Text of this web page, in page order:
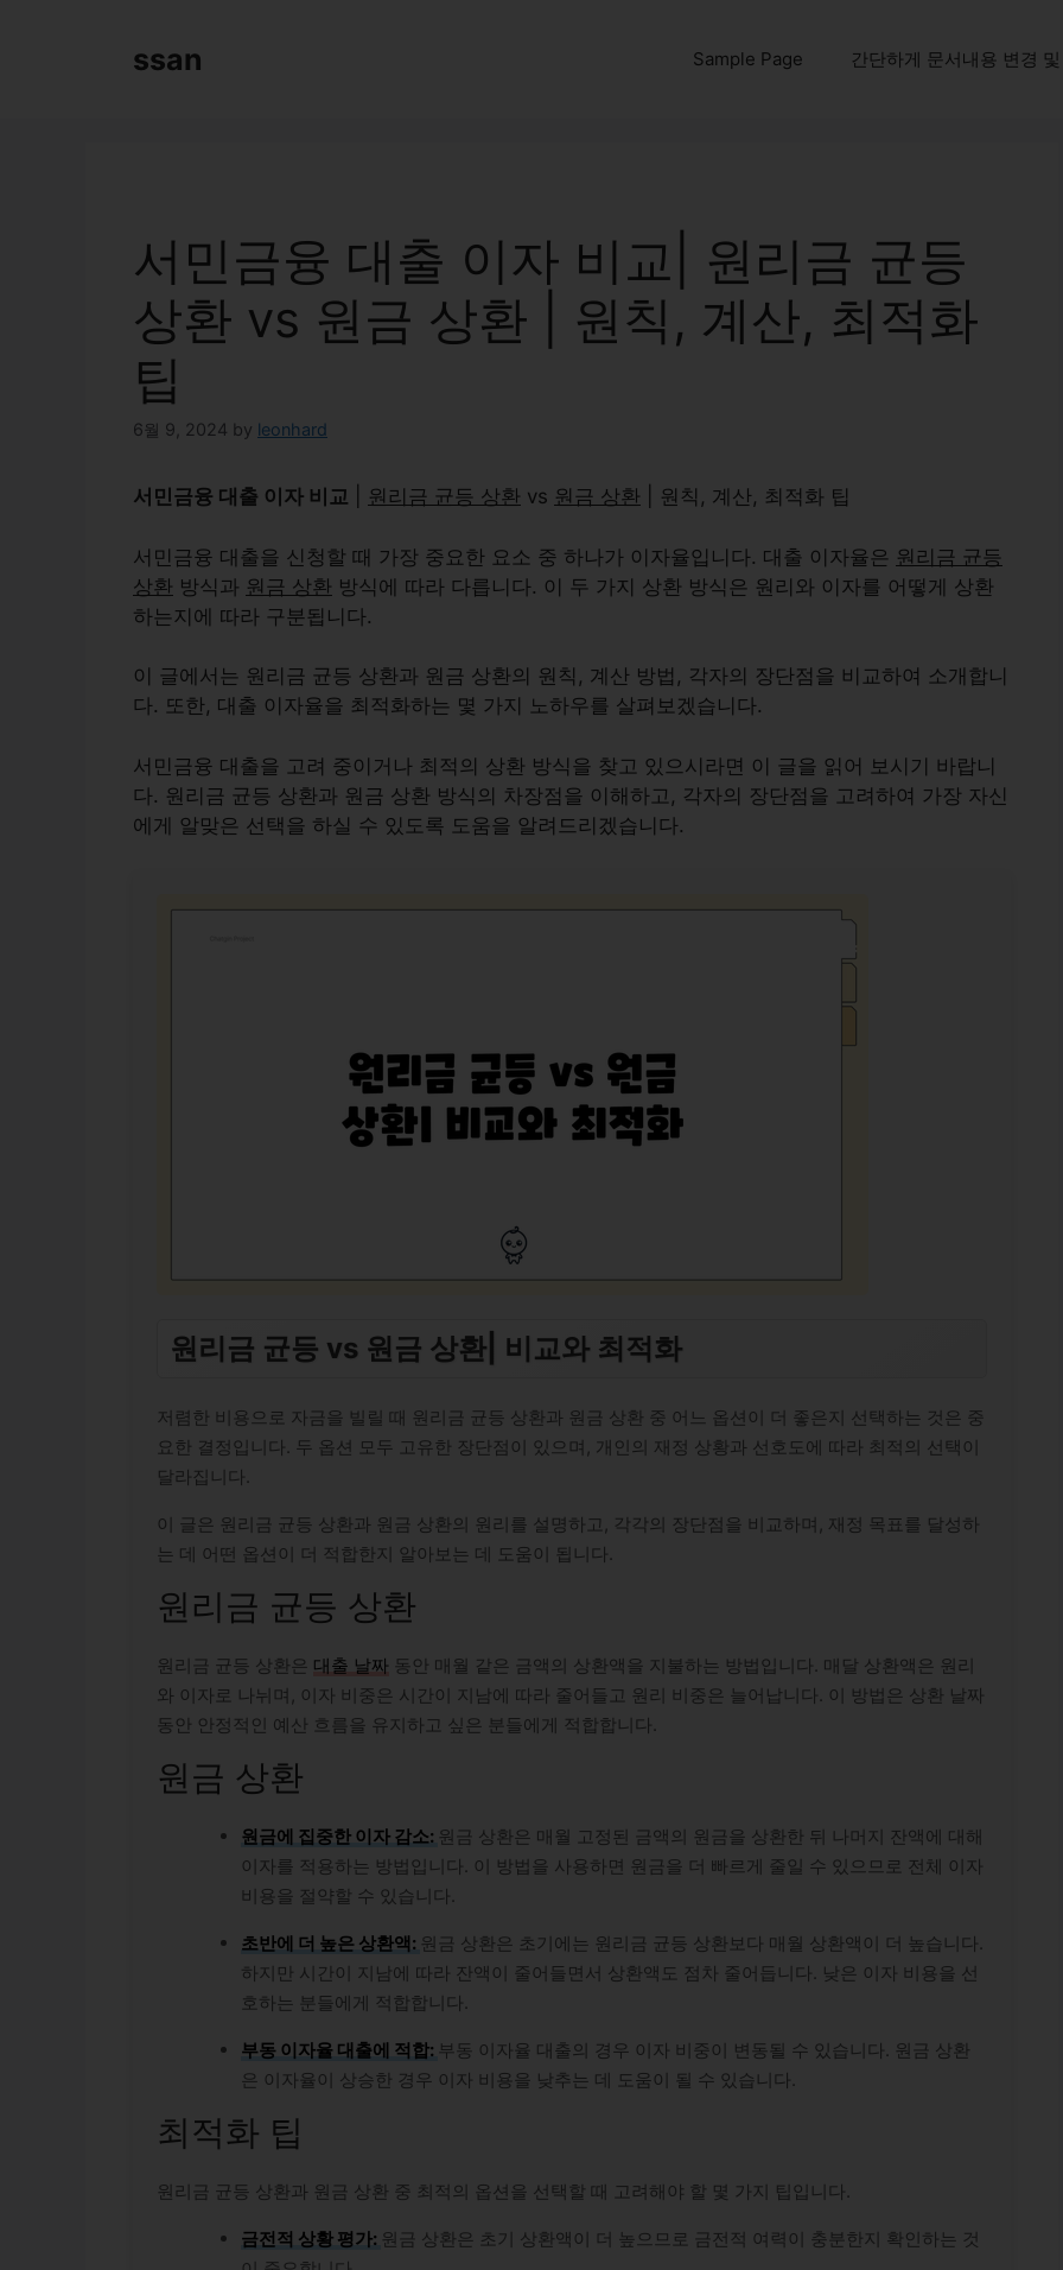
ssan Sample Page 간단하게 문서내용 변경
서민금융 대출 이자 비교| 원리금 균등
상환 vs 원금 상환 | 원칙, 계산, 최적화
팁
6월 9, 2024 by leonhard
서민금융 대출 이자 비교 원리금 균등 상환 vs 원금 상환 | 원칙, 계산, 최적화 팁
서민금융 대출을 신청할 때 가장 중요한 요소 중 하나가 이자율입니다. 대출 이자율은 원리금 균등
상환 방식과 원금 상환 방식에 따라 다릅니다. 이 두 가지 상환 방식은 원리와 이자를 어떻게 상환
하는지에 따라 구분됩니다.
이 글에서는 원리금 균등 상환과 원금 상환의 원칙, 계산 방법, 각자의 장단점을 비교하여 소개합니
다. 또한, 대출 이자율을 최적화하는 몇 가지 노하우를 살펴보겠습니다.
서민금융 대출을 고려 중이거나 최적의 상환 방식을 찾고 있으시라면 이 글을 읽어 보시기 바랍니
다. 원리금 균등 상환과 원금 상환 방식의 차장점을 이해하고, 각자의 장단점을 고려하여 가장 자신
에게 알맞은 선택을 하실 수 있도록 도움을 알려드리겠습니다.
원리금 균등 vs 원금 상환| 비교와 최적화
저렴한 비용으로 자금을 빌릴 때 원리금 균등 상환과 원금 상환 중 어느 옵션이 더 좋은지 선택하는 것은 중
요한 결정입니다. 두 옵션 모두 고유한 장단점이 있으며, 개인의 재정 상황과 선호도에 따라 최적의 선택이
달라집니다.
이 글은 원리금 균등 상환과 원금 상환의 원리를 설명하고, 각각의 장단점을 비교하며, 재정 목표를 달성하
는 데 어떤 옵션이 더 적합한지 알아보는 데 도움이 됩니다.
원리금 균등 상환
원리금 균등 상환은 대출 날짜 동안 매월 같은 금액의 상환액을 지불하는 방법입니다. 매달 상환액은 원리
와 이자로 나뉘며, 이자 비중은 시간이 지남에 따라 줄어들고 원리 비중은 늘어납니다. 이 방법은 상환 날짜
동안 안정적인 예산 흐름을 유지하고 싶은 분들에게 적합합니다.
원금 상환
원금에 집중한 이자 감소: 원금 상환은 매월 고정된 금액의 원금을 상환한 뒤 나머지 잔액에 대해
이자를 적용하는 방법입니다. 이 방법을 사용하면 원금을 더 빠르게 줄일 수 있으므로 전체 이자
비용을 절약할 수 있습니다.
초반에 더 높은 상환액: 원금 상환은 초기에는 원리금 균등 상환보다 매월 상환액이 더 높습니다.
하지만 시간이 지남에 따라 잔액이 줄어들면서 상환액도 점차 줄어듭니다. 낮은 이자 비용을 선
호하는 분들에게 적합합니다.
부동 이자율 대출에 적합: 부동 이자율 대출의 경우 이자 비중이 변동될 수 있습니다. 원금 상환
은 이자율이 상승한 경우 이자 비용을 낮추는 데 도움이 될 수 있습니다.
최적화 팁
원리금 균등 상환과 원금 상환 중 최적의 옵션을 선택할 때 고려해야 할 몇 가지 팁입니다.
금전적 상황 평가: 원금 상환은 초기 상환액이 더 높으므로 금전적 여력이 충분한지 확인하는 것